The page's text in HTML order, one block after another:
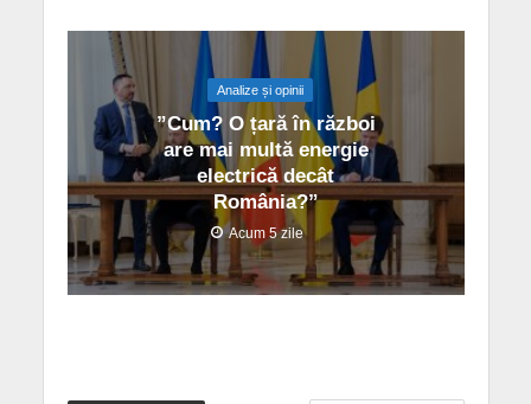
Analize și opinii
”Cum? O țară în război
are mai multă energie
electrică decât
România?”
Acum 5 zile